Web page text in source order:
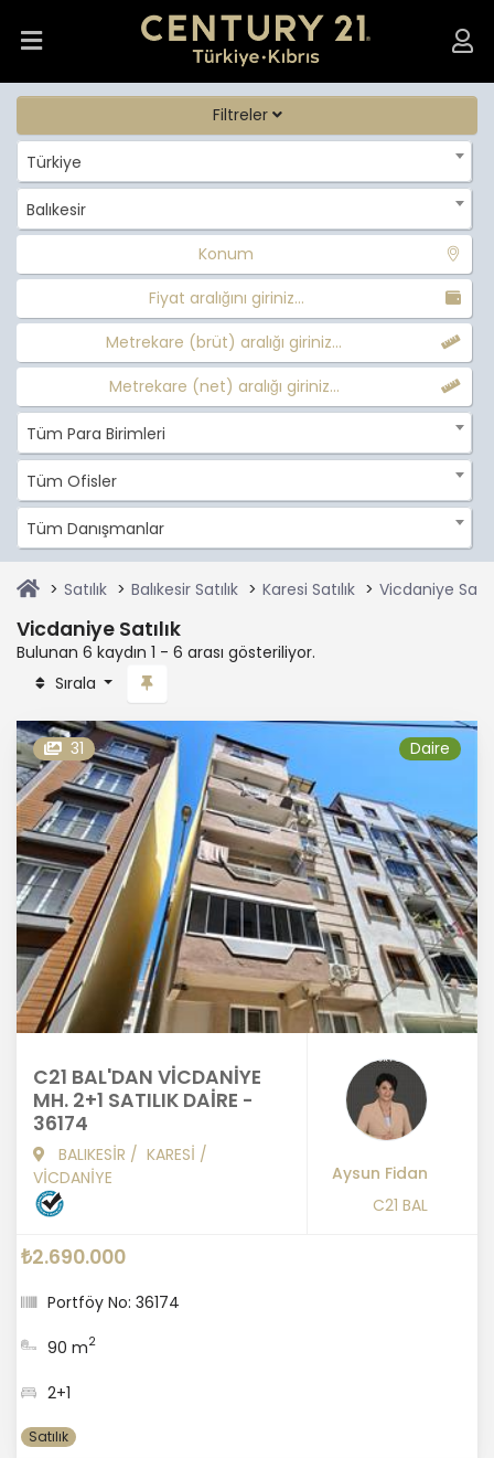
Filtreler
Türkiye
Balıkesir
Konum
Fiyat aralığını giriniz...
Metrekare (brüt) aralığı giriniz...
Metrekare (net) aralığı giriniz...
Tüm Para Birimleri
Tüm Ofisler
Tüm Danışmanlar
Satılık Balıkesir Satılık Karesi Satılık Vicdaniye
Vicdaniye Satılık
Bulunan 6 kaydın 1 - 6 arası gösteriliyor.
Sırala
31 Daire
C21 BAL'DAN VİCDANİYE
MH. 2+1 SATILIK DAİRE -
36174
BALIKESİR / KARESİ /
VİCDANİYE
Aysun Fidan
C21 BAL
₺2.690.000
Portföy No: 36174
90 m2
2+1
Satılık